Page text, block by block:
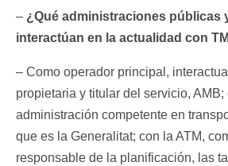
– ¿Qué administraciones públicas
interactúan en la actualidad con
– Como operador principal,
propietaria y titular del servicio, AMB;
administración competente en
que es la Generalitat; con la ATM,
responsable de la planificación, las